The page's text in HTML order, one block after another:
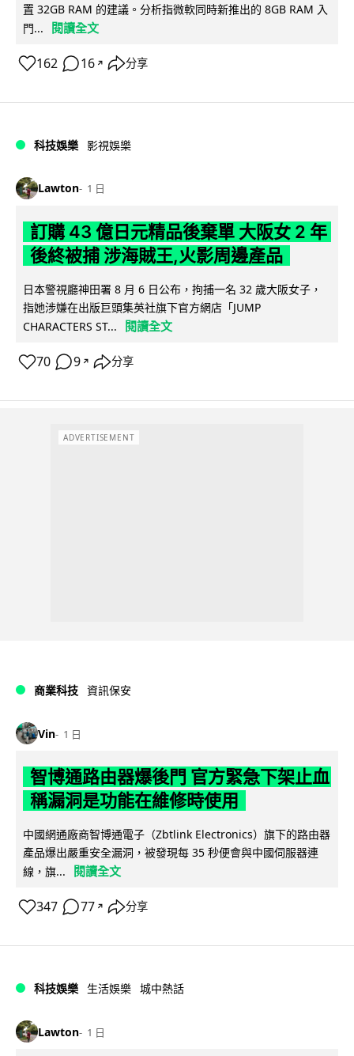
置 32GB RAM 的建議。分析指微軟同時新推出的 8GB RAM 入
門...
閱讀全文
162 16 ↗ 分享
科技娛樂 影視娛樂
Lawton 1 日
訂購 43 億日元精品後棄單 大阪女 2 年
後終被捕 涉海賊王,火影周邊產品
日本警視廳神田署 8 月 6 日公布，拘捕一名 32 歲大阪女子，
指她涉嫌在出版巨頭集英社旗下官方網店「JUMP
CHARACTERS ST...
閱讀全文
70 9 ↗ 分享
ADVERTISEMENT
商業科技 資訊保安
Vin 1 日
智博通路由器爆後門 官方緊急下架止血
稱漏洞是功能在維修時使用
中國網通廠商智博通電子（Zbtlink Electronics）旗下的路由器
產品爆出嚴重安全漏洞，被發現每 35 秒便會與中國伺服器連
線，旗...
閱讀全文
347 77 ↗ 分享
科技娛樂 生活娛樂 城中熱話
Lawton 1 日